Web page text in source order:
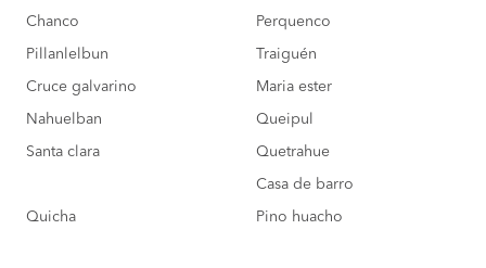
Chanco Perquenco
Pillanlelbun Traiguén
Cruce galvarino Maria ester
Nahuelban Queipul
Santa clara Quetrahue
Casa de barro
Quicha Pino huacho